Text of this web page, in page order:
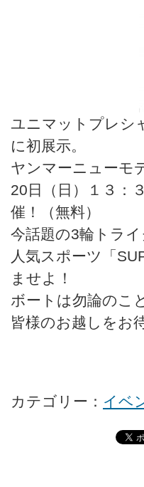
ユニマットプレシ
に初展示。
ヤンマーニューモ
20日（日）１３：
催！（無料）
今話題の3輪トラ
人気スポーツ「
ませよ！
ボートは勿論のこ
皆様のお越しをお
カテゴリー： イベ